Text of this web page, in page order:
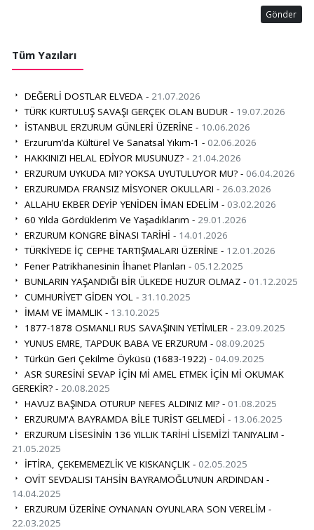
Gönder
Tüm Yazıları
DEĞERLİ DOSTLAR ELVEDA - 21.07.2026
TÜRK KURTULUŞ SAVAŞI GERÇEK OLAN BUDUR - 19.07.2026
İSTANBUL ERZURUM GÜNLERİ ÜZERİNE - 10.06.2026
Erzurum’da Kültürel Ve Sanatsal Yıkım-1 - 02.06.2026
HAKKINIZI HELAL EDİYOR MUSUNUZ? - 21.04.2026
ERZURUM UYKUDA MI? YOKSA UYUTULUYOR MU? - 06.04.2026
ERZURUMDA FRANSIZ MİSYONER OKULLARI - 26.03.2026
ALLAHU EKBER DEYİP YENİDEN İMAN EDELİM - 03.02.2026
60 Yılda Gördüklerim Ve Yaşadıklarım - 29.01.2026
ERZURUM KONGRE BİNASI TARİHİ - 14.01.2026
TÜRKİYEDE İÇ CEPHE TARTIŞMALARI ÜZERİNE - 12.01.2026
Fener Patrikhanesinin İhanet Planları - 05.12.2025
BUNLARIN YAŞANDIĞI BİR ÜLKEDE HUZUR OLMAZ - 01.12.2025
CUMHURİYET’ GİDEN YOL - 31.10.2025
İMAM VE İMAMLIK - 13.10.2025
1877-1878 OSMANLI RUS SAVAŞININ YETİMLER - 23.09.2025
YUNUS EMRE, TAPDUK BABA VE ERZURUM - 08.09.2025
Türkün Geri Çekilme Öyküsü (1683-1922) - 04.09.2025
ASR SURESİNİ SEVAP İÇİN Mİ AMEL ETMEK İÇİN Mİ OKUMAK
GEREKİR? - 20.08.2025
HAVUZ BAŞINDA OTURUP NEFES ALDINIZ MI? - 01.08.2025
ERZURUM'A BAYRAMDA BİLE TURİST GELMEDİ - 13.06.2025
ERZURUM LİSESİNİN 136 YILLIK TARİHİ LİSEMİZİ TANIYALIM -
21.05.2025
İFTİRA, ÇEKEMEMEZLİK VE KISKANÇLIK - 02.05.2025
OVİT SEVDALISI TAHSİN BAYRAMOĞLU’NUN ARDINDAN -
14.04.2025
ERZURUM ÜZERİNE OYNANAN OYUNLARA SON VERELİM -
22.03.2025